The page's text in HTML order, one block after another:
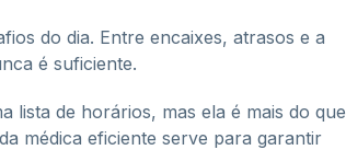
do dia. Entre encaixes, atrasos e a
é suficiente.
lista de horários, mas ela é mais do que
médica eficiente serve para garantir